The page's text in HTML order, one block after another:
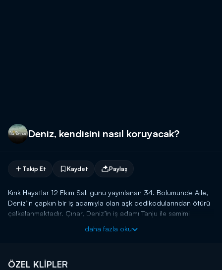
Deniz, kendisini nasıl koruyacak?
Takip Et Kaydet Paylaş
Kırık Hayatlar 12 Ekim Salı günü yayınlanan 34. Bölümünde Aile,
Deniz’in çapkın bir iş adamıyla olan aşk dedikodularından ötürü
çalkalanmaktadır. Çınar, Deniz’in iş adamı Tanju ile samimi
sorguya çektiğinde, aralarında gerilim büyür.
daha fazla oku
ÖZEL KLİPLER